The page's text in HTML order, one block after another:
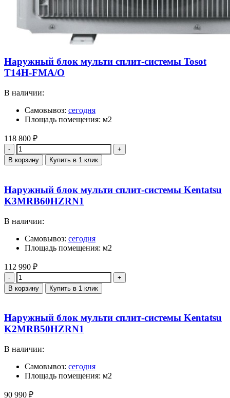
Наружный блок мульти сплит-системы Tosot
T14H-FMA/O
В наличии:
Самовывоз: сегодня
Площадь помещения: м2
118 800 ₽
Количество
В корзину Купить в 1 клик
Наружный блок мульти сплит-системы Kentatsu
K3MRB60HZRN1
В наличии:
Самовывоз: сегодня
Площадь помещения: м2
112 990 ₽
Количество
В корзину Купить в 1 клик
Наружный блок мульти сплит-системы Kentatsu
K2MRB50HZRN1
В наличии:
Самовывоз: сегодня
Площадь помещения: м2
90 990 ₽